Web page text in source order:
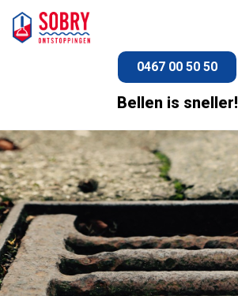
0467 00 50 50
Bellen is sneller!